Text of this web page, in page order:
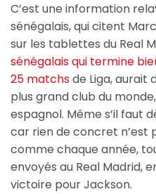
C’est une information
sénégalais, qui citent
sur les tablettes du Real
sénégalais qui termine
25 matchsde Liga, aurait
plus grand club du
espagnol. Même s’il faut
car rien de concret n’est
comme chaque année,
envoyés au Real Madrid,
victoire pour Jackson.